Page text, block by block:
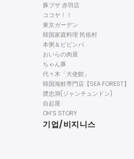
豚ブザ 赤羽店
ココヤ！！
東京ガーデン
韓国家庭料理 民俗村
本粥＆ビビンパ
おいらの肉屋
ちゃん豚
代々木「大使館」
韓国海鮮専門店【SEA FOREST】
奬忠洞(ジャンチュンドン)
自起屋
OH’S STORY
기업/비지니스